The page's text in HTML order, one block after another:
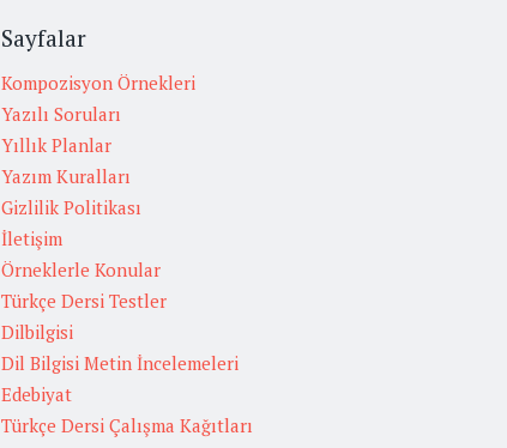
Sayfalar
Kompozisyon Örnekleri
Yazılı Soruları
Yıllık Planlar
Yazım Kuralları
Gizlilik Politikası
İletişim
Örneklerle Konular
Türkçe Dersi Testler
Dilbilgisi
Dil Bilgisi Metin İncelemeleri
Edebiyat
Türkçe Dersi Çalışma Kağıtları